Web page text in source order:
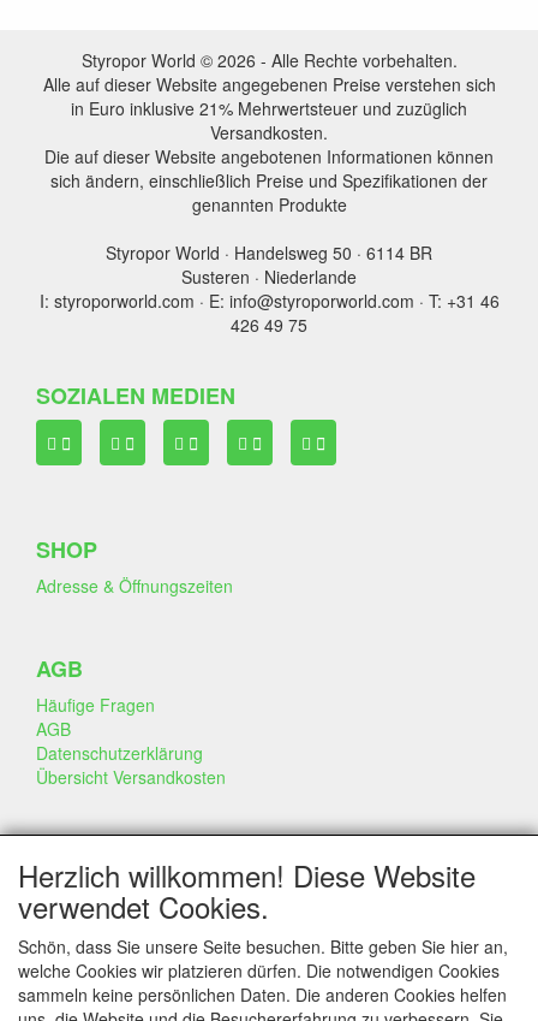
Styropor World © 2026 - Alle Rechte vorbehalten.
Alle auf dieser Website angegebenen Preise verstehen sich
in Euro inklusive 21% Mehrwertsteuer und zuzüglich
Versandkosten.
Die auf dieser Website angebotenen Informationen können
sich ändern, einschließlich Preise und Spezifikationen der
genannten Produkte
Styropor World · Handelsweg 50 · 6114 BR
Susteren · Niederlande
I: styroporworld.com · E: info@styroporworld.com · T: +31 46
426 49 75
SOZIALEN MEDIEN
SHOP
Adresse & Öffnungszeiten
AGB
Häufige Fragen
AGB
Datenschutzerklärung
Übersicht Versandkosten
GESCHÄFT & INFO
Kontakt
Firmen Information
Portfolio
Disclaimer
Statement & Umwelt
Herzlich willkommen! Diese Website
verwendet Cookies.
Schön, dass Sie unsere Seite besuchen. Bitte geben Sie hier an,
welche Cookies wir platzieren dürfen. Die notwendigen Cookies
sammeln keine persönlichen Daten. Die anderen Cookies helfen